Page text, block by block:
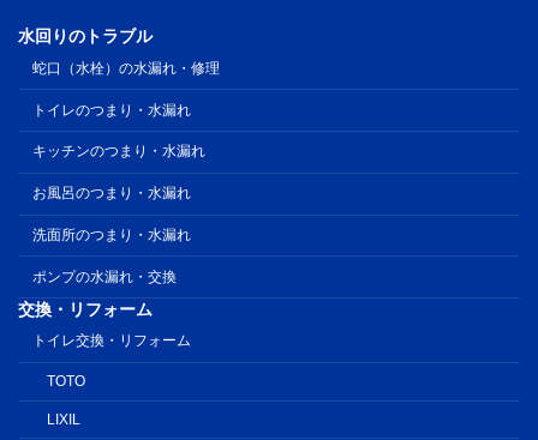
水回りのトラブル
蛇口（水栓）の水漏れ・修理
トイレのつまり・水漏れ
キッチンのつまり・水漏れ
お風呂のつまり・水漏れ
洗面所のつまり・水漏れ
ポンプの水漏れ・交換
交換・リフォーム
トイレ交換・リフォーム
TOTO
LIXIL